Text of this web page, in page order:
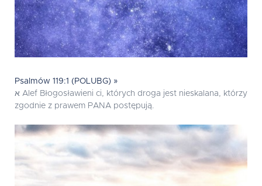
Psalmów 119:1 (POLUBG) »
א Alef Błogosławieni ci, których droga jest nieskalana, którzy
zgodnie z prawem PANA postępują.